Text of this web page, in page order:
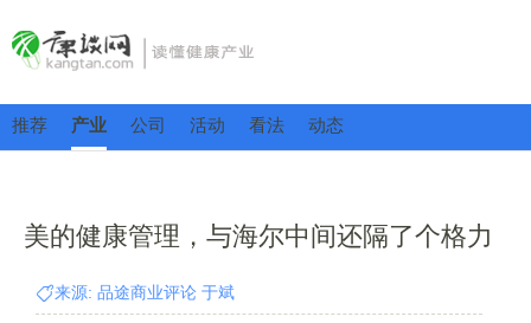
推荐 产业 公司 活动 看法 动态
美的健康管理，与海尔中间还隔了个格力
来源: 品途商业评论 于斌